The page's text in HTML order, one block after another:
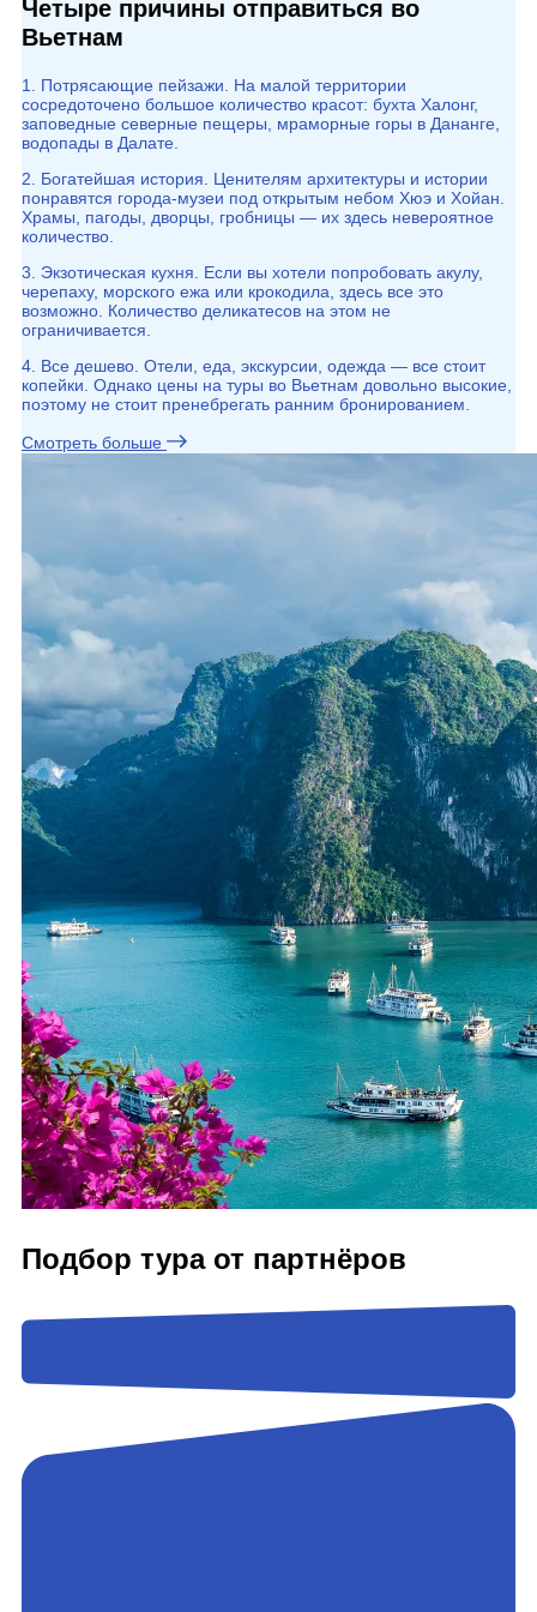
Четыре причины отправиться во
Вьетнам
1. Потрясающие пейзажи. На малой территории
сосредоточено большое количество красот: бухта Халонг,
заповедные северные пещеры, мраморные горы в Дананге,
водопады в Далате.
2. Богатейшая история. Ценителям архитектуры и истории
понравятся города-музеи под открытым небом Хюэ и Хойан.
Храмы, пагоды, дворцы, гробницы — их здесь невероятное
количество.
3. Экзотическая кухня. Если вы хотели попробовать акулу,
черепаху, морского ежа или крокодила, здесь все это
возможно. Количество деликатесов на этом не
ограничивается.
4. Все дешево. Отели, еда, экскурсии, одежда — все стоит
копейки. Однако цены на туры во Вьетнам довольно высокие,
поэтому не стоит пренебрегать ранним бронированием.
Смотреть больше
Подбор тура от партнёров